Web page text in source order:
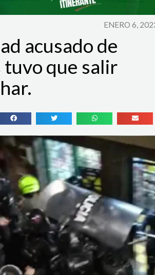
ENERO 6,
acusado de
tuvo que salir